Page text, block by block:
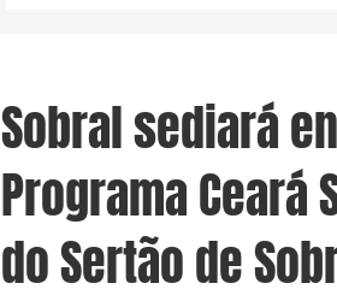
Sobral sediará
Programa Ceará
do Sertão de